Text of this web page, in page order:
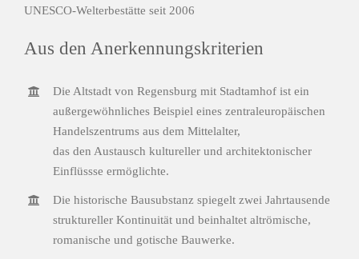
UNESCO-Welterbestätte seit 2006
Aus den Anerkennungskriterien
Die Altstadt von Regensburg mit Stadtamhof ist ein
außergewöhnliches Beispiel eines zentraleuropäischen
Handelszentrums aus dem Mittelalter,
das den Austausch kultureller und architektonischer
Einflüssse ermöglichte.
Die historische Bausubstanz spiegelt zwei Jahrtausende
struktureller Kontinuität und beinhaltet altrömische,
romanische und gotische Bauwerke.